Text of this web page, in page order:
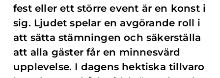
fest eller ett större event är en konst i
sig. Ljudet spelar en avgörande roll i
att sätta stämningen och säkerställa
att alla gäster får en minnesvärd
upplevelse. I dagens hektiska tillvaro